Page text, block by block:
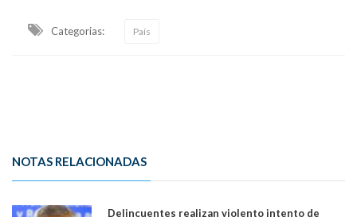
Categorias: País
NOTAS RELACIONADAS
Delincuentes realizan violento intento de